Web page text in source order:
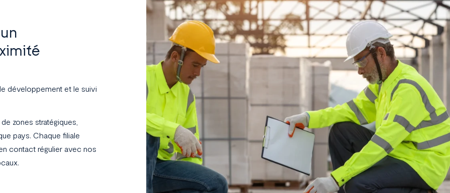
développement et le suivi
zones stratégiques,
pays. Chaque filiale
contact régulier avec nos